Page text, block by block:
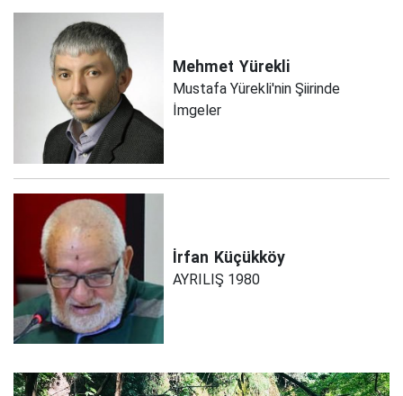
Mehmet Yürekli
Mustafa Yürekli'nin Şiirinde
İmgeler
İrfan Küçükköy
AYRILIŞ 1980